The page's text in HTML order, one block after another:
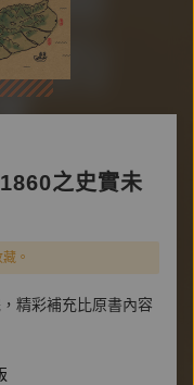
之史實未
。
精彩補充比原書內容